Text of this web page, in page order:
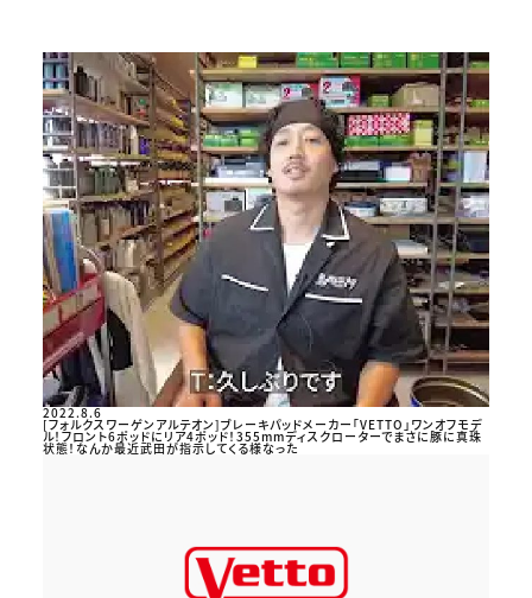
2022.8.6
[フォルクスワーゲンアルテオン]ブレーキパッドメーカー「VETTO」ワンオフモデ
ル！フロント6ポッドにリア4ポッド！355mmディスクローターでまさに豚に真珠
状態！なんか最近武田が指示してくる様なった